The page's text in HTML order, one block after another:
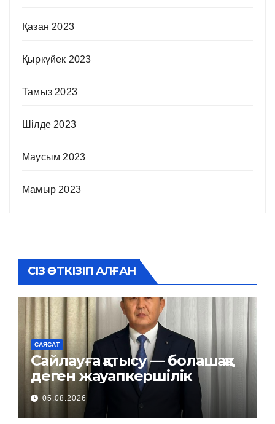
Қазан 2023
Қыркүйек 2023
Тамыз 2023
Шілде 2023
Маусым 2023
Мамыр 2023
СІЗ ӨТКІЗІП АЛҒАН
САЯСАТ
Сайлауға қатысу — болашаққа
деген жауапкершілік
05.08.2026